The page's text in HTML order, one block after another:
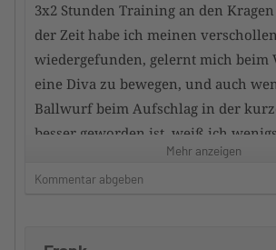
4/5
Zufriedenheit mit dem Hotel
sehr schöne Hotels vor Ort ,
meinen persönlichen Geschmack
Würdest du das Camp an andere
TennisTraveller weiterempfehlen
Dein Kommentar
3x2 Stunden Training an den
der Zeit habe ich meinen
wiedergefunden, gelernt mich beim
eine Diva zu bewegen, und auch
Ballwurf beim Aufschlag in der
besser geworden ist, weiß ich
Mehr anzeigen
Kommentar abgeben